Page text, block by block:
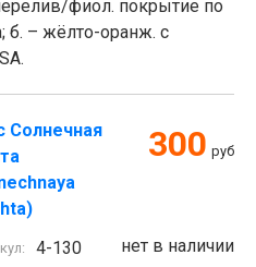
фиол. покрытие по
б. – жёлто-оранж. с
Солнечная
300 руб
нет в наличии
4-130